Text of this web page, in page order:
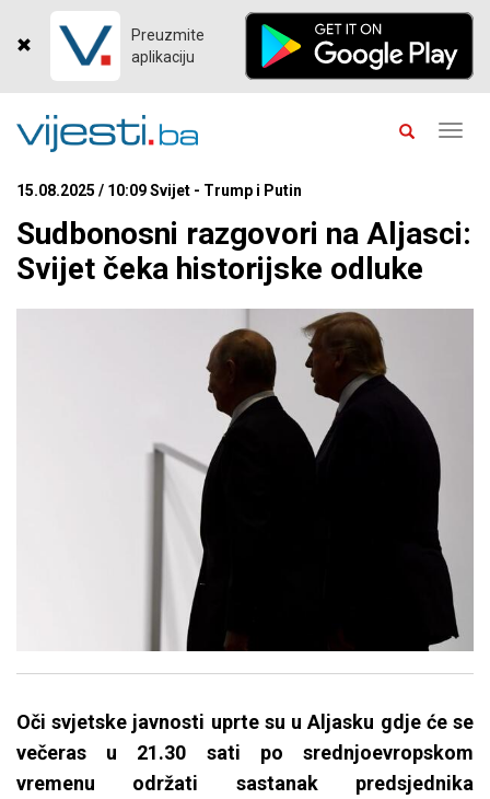
Preuzmite
aplikaciju
15.08.2025 / 10:09 Svijet - Trump i Putin
Sudbonosni razgovori na Aljasci:
Svijet čeka historijske odluke
Oči svjetske javnosti uprte su u Aljasku gdje će se
večeras u 21.30 sati po srednjoevropskom
vremenu održati sastanak predsjednika